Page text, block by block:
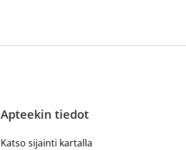
Apteekin tiedot
Katso sijainti kartalla